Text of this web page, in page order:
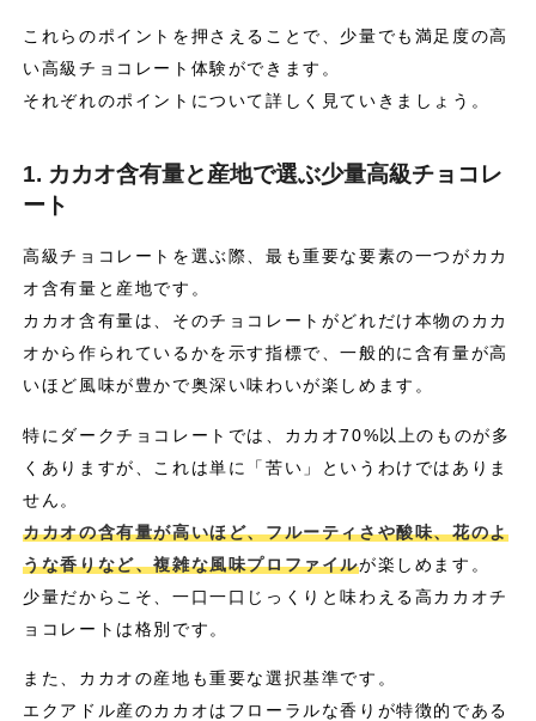
これらのポイントを押さえることで、少量でも満足度の高
い高級チョコレート体験ができます。
それぞれのポイントについて詳しく見ていきましょう。
1. カカオ含有量と産地で選ぶ少量高級チョコレ
ート
高級チョコレートを選ぶ際、最も重要な要素の一つがカカ
オ含有量と産地です。
カカオ含有量は、そのチョコレートがどれだけ本物のカカ
オから作られているかを示す指標で、一般的に含有量が高
いほど風味が豊かで奥深い味わいが楽しめます。
特にダークチョコレートでは、カカオ70%以上のものが多
くありますが、これは単に「苦い」というわけではありま
せん。
カカオの含有量が高いほど、フルーティさや酸味、花のよ
うな香りなど、複雑な風味プロファイルが楽しめます。
少量だからこそ、一口一口じっくりと味わえる高カカオチ
ョコレートは格別です。
また、カカオの産地も重要な選択基準です。
エクアドル産のカカオはフローラルな香りが特徴的である